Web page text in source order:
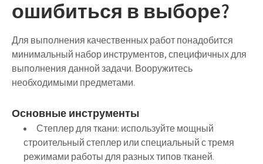
ошибиться в выборе?
Для выполнения качественных работ понадобится
минимальный набор инструментов, специфичных для
выполнения данной задачи. Вооружитесь
необходимыми предметами.
Основные инструменты
Степлер для ткани: используйте мощный
строительный степлер или специальный с тремя
режимами работы для разных типов тканей.